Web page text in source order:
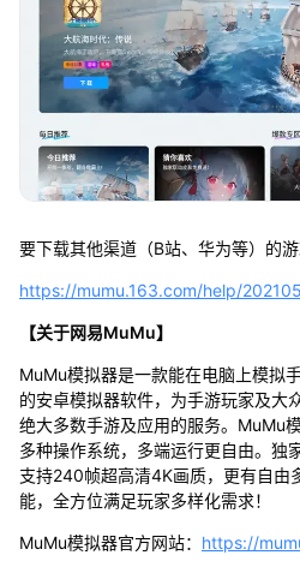
要下载其他渠道（B站、华为等）的游
https://mumu.163.com/help/
【关于网易MuMu】
MuMu模拟器是一款能在电脑上模拟
的安卓模拟器软件，为手游玩家及大
绝大多数手游及应用的服务。MuMu
多种操作系统，多端运行更自由。独
支持240帧超高清4K画质，更有自由
能，全方位满足玩家多样化需求！
MuMu模拟器官方网站： https://